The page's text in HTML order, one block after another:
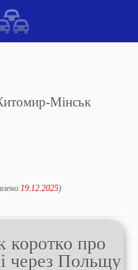
Мінськ
19.12.2025)
про
через Польщу